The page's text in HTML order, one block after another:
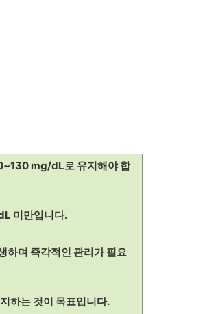
mg/dL로 유지해야 합
미만입니다.
며 즉각적인 관리가 필요
하는 것이 목표입니다.